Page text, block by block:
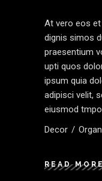
At vero eos
dignis simos
praesentium
upti quos
ipsum quia
adipisci velit,
eiusmod
Decor
READ